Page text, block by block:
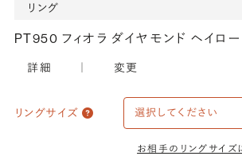
リング
PT950 フィオラ ダイヤモンド ヘイロ
詳細 変更
リングサイズ
お相手のリングサイ